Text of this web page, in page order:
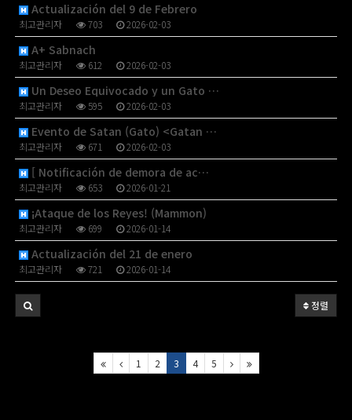
Actualización del 9 de Febrero
최고관리자 703 2026-02-03
A+ Sabnach
최고관리자 612 2026-02-03
Un Deseo Equivocado y un Gato …
최고관리자 595 2026-02-03
Evento de Satan (Gato) <Gatan …
최고관리자 671 2026-02-03
[ Notificación de demora de ac…
최고관리자 653 2026-01-21
¡Ataque de los Reyes! (Mammon)
최고관리자 699 2026-01-14
Actualización del 21 de enero
최고관리자 721 2026-01-14
정렬
1 2 3 4 5